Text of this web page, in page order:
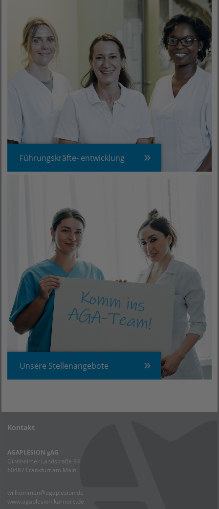
Führungskräfte- entwicklung
Unsere Stellenangebote
Kontakt
AGAPLESION gAG
Ginnheimer Landstraße 94
60487 Frankfurt am Main
willkommen@agaplesion.de
www.agaplesion-karriere.de